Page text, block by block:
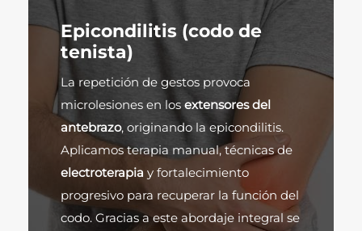
Epicondilitis (codo de
tenista)
La repetición de gestos provoca
microlesiones en los extensores del
antebrazo, originando la epicondilitis.
Aplicamos terapia manual, técnicas de
electroterapia y fortalecimiento
progresivo para recuperar la función del
codo. Gracias a este abordaje integral se